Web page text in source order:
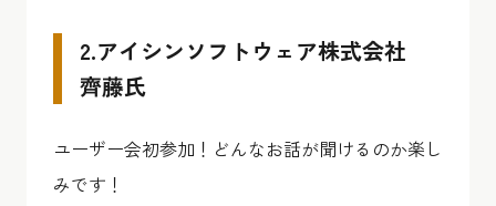
2.アイシンソフトウェア株式会社
齊藤氏
ユーザー会初参加！どんなお話が聞けるのか楽し
みです！